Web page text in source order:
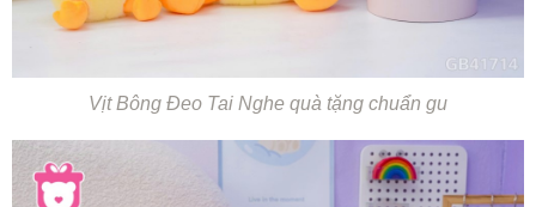
Vịt Bông Đeo Tai Nghe quà tặng chuẩn gu